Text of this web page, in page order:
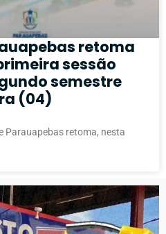
retoma
sessão
semestre
(04)
retoma, nesta
PUBLICIDADE